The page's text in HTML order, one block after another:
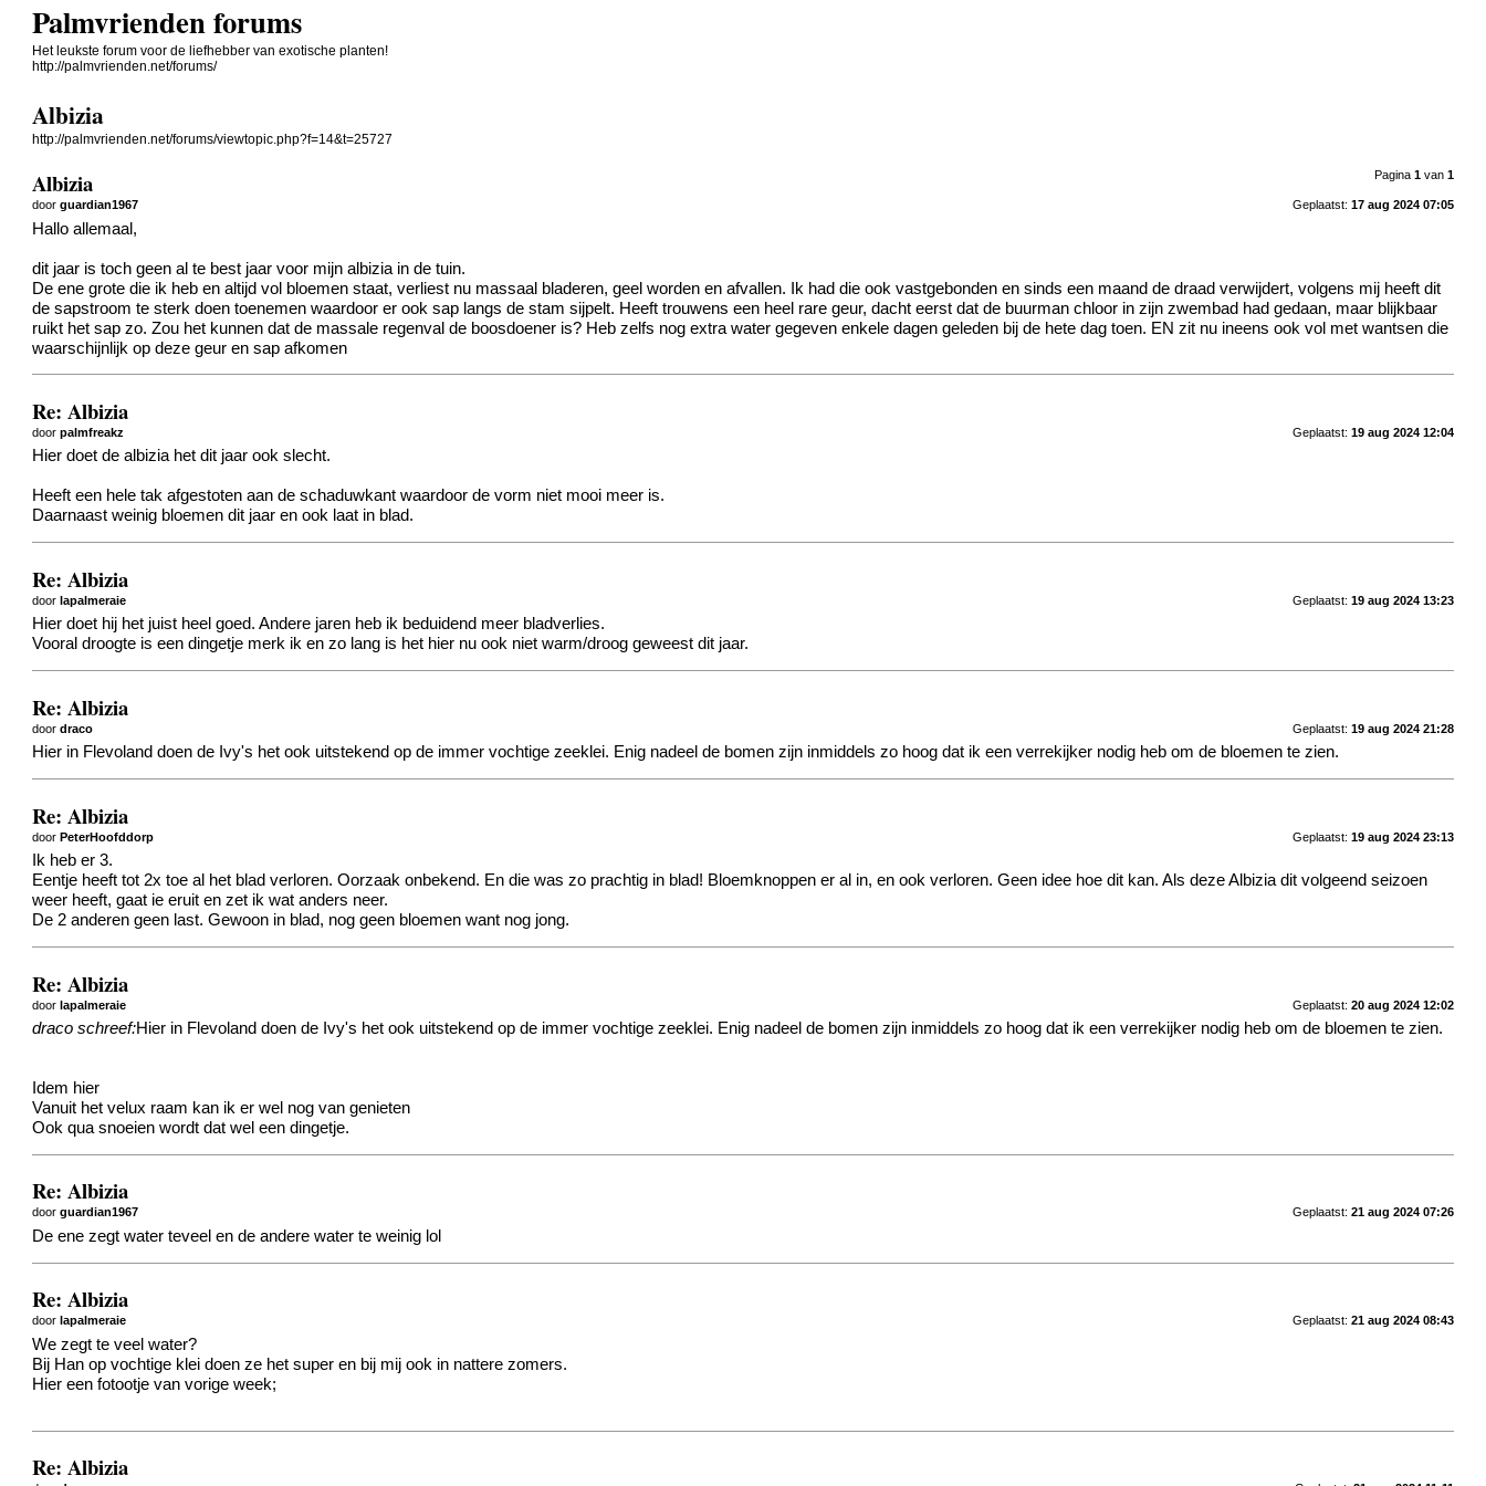
Palmvrienden forums
Het leukste forum voor de liefhebber van exotische planten!
http://palmvrienden.net/forums/
Albizia
http://palmvrienden.net/forums/viewtopic.php?f=14&t=25727
Pagina 1van 1
Albizia
Geplaatst: 17 aug 2024 07:05
doorguardian1967
Hallo allemaal,
dit jaar is toch geen al te best jaar voor mijn albizia in de tuin.
De ene grote die ik heb en altijd vol bloemen staat, verliest nu massaal bladeren, geel worden en afvallen. Ik had die ook vastgebonden en sinds een maand de draad verwijdert, volgens mij heeft dit
de sapstroom te sterk doen toenemen waardoor er ook sap langs de stam sijpelt. Heeft trouwens een heel rare geur, dacht eerst dat de buurman chloor in zijn zwembad had gedaan, maar blijkbaar
ruikt het sap zo. Zou het kunnen dat de massale regenval de boosdoener is? Heb zelfs nog extra water gegeven enkele dagen geleden bij de hete dag toen. EN zit nu ineens ook vol met wantsen die
waarschijnlijk op deze geur en sap afkomen
Re: Albizia
Geplaatst: 19 aug 2024 12:04
doorpalmfreakz
Hier doet de albizia het dit jaar ook slecht.
Heeft een hele tak afgestoten aan de schaduwkant waardoor de vorm niet mooi meer is.
Daarnaast weinig bloemen dit jaar en ook laat in blad.
Re: Albizia
Geplaatst: 19 aug 2024 13:23
doorlapalmeraie
Hier doet hij het juist heel goed. Andere jaren heb ik beduidend meer bladverlies.
Vooral droogte is een dingetje merk ik en zo lang is het hier nu ook niet warm/droog geweest dit jaar.
Re: Albizia
Geplaatst: 19 aug 2024 21:28
doordraco
Hier in Flevoland doen de Ivy's het ook uitstekend op de immer vochtige zeeklei. Enig nadeel de bomen zijn inmiddels zo hoog dat ik een verrekijker nodig heb om de bloemen te zien.
Re: Albizia
Geplaatst: 19 aug 2024 23:13
doorPeterHoofddorp
Ik heb er 3.
Eentje heeft tot 2x toe al het blad verloren. Oorzaak onbekend. En die was zo prachtig in blad! Bloemknoppen er al in, en ook verloren. Geen idee hoe dit kan. Als deze Albizia dit volgeend seizoen
weer heeft, gaat ie eruit en zet ik wat anders neer.
De 2 anderen geen last. Gewoon in blad, nog geen bloemen want nog jong.
Re: Albizia
Geplaatst: 20 aug 2024 12:02
doorlapalmeraie
draco schreef:Hier in Flevoland doen de Ivy's het ook uitstekend op de immer vochtige zeeklei. Enig nadeel de bomen zijn inmiddels zo hoog dat ik een verrekijker nodig heb om de bloemen te zien.
Idem hier
Vanuit het velux raam kan ik er wel nog van genieten
Ook qua snoeien wordt dat wel een dingetje.
Re: Albizia
Geplaatst: 21 aug 2024 07:26
doorguardian1967
De ene zegt water teveel en de andere water te weinig lol
Re: Albizia
Geplaatst: 21 aug 2024 08:43
door lapalmeraie
We zegt te veel water?
Bij Han op vochtige klei doen ze het super en bij mij ook in nattere zomers.
Hier een fotootje van vorige week;
Re: Albizia